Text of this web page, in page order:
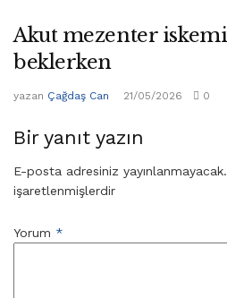
Akut mezenter
beklerken
yazan Çağdaş Can 21/05/2026 0
Bir yanıt yazın
E-posta adresiniz yayınlanmayacak.
işaretlenmişlerdir
Yorum *